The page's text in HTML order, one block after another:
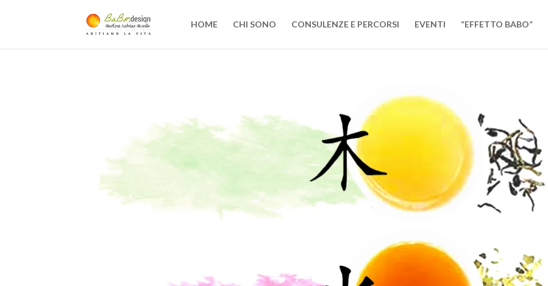
HOME CHI SONO CONSULENZE E PERCORSI EVENTI “EFFETTO BABO”